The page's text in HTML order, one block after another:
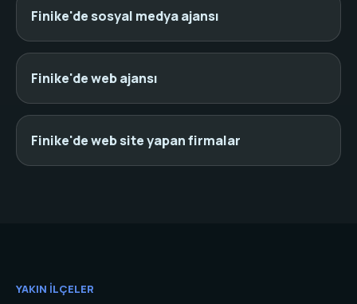
Finike'de sosyal medya ajansı
Finike'de web ajansı
Finike'de web site yapan firmalar
YAKIN İLÇELER